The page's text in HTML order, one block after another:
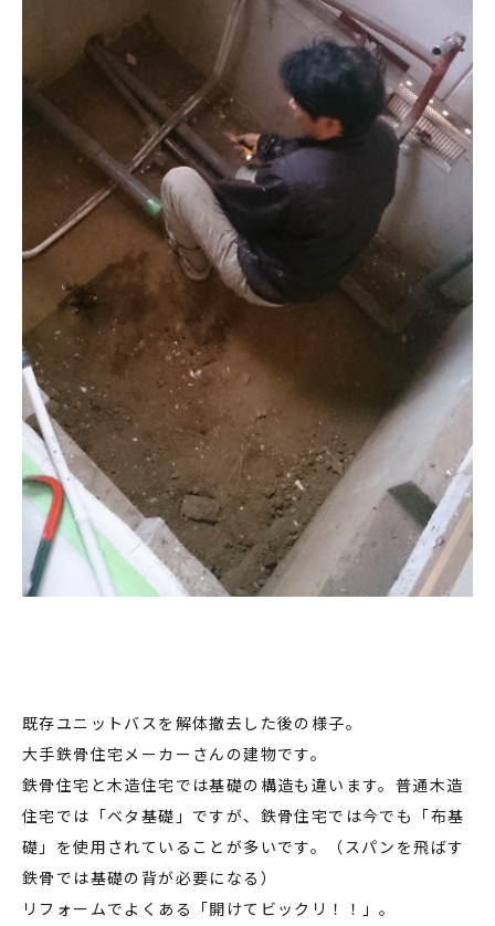
既存ユニットバスを解体撤去した後の様子。
大手鉄骨住宅メーカーさんの建物です。
鉄骨住宅と木造住宅では基礎の構造も違います。普通木造
住宅では「ベタ基礎」ですが、鉄骨住宅では今でも「布基
礎」を使用されていることが多いです。（スパンを飛ばす
鉄骨では基礎の背が必要になる）
リフォームでよくある「開けてビックリ！！」。